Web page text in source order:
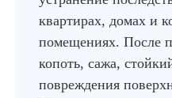
квартирах, домах и
помещениях. После
копоть, сажа,
повреждения